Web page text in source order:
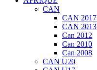
CAN
CAN 2017
CAN 2013
Can 2012
Can 2010
Can 2008
CAN U20